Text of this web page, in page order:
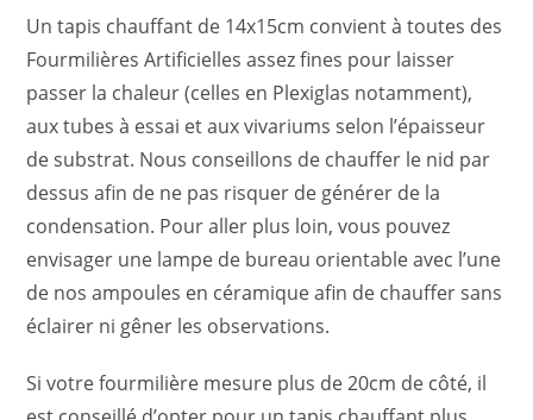
Un tapis chauffant de 14x15cm convient à toutes des
Fourmilières Artificielles assez fines pour laisser
passer la chaleur (celles en Plexiglas notamment),
aux tubes à essai et aux vivariums selon l’épaisseur
de substrat. Nous conseillons de chauffer le nid par
dessus afin de ne pas risquer de générer de la
condensation. Pour aller plus loin, vous pouvez
envisager une lampe de bureau orientable avec l’une
de nos ampoules en céramique afin de chauffer sans
éclairer ni gêner les observations.
Si votre fourmilière mesure plus de 20cm de côté, il